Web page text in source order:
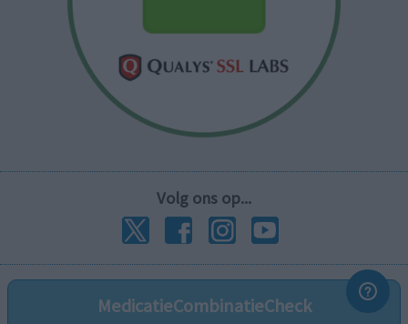
Volg ons op...
MedicatieCombinatieCheck